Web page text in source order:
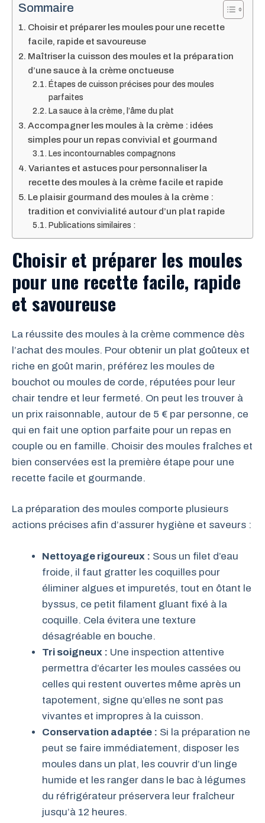
Sommaire
Choisir et préparer les moules pour une recette
facile, rapide et savoureuse
Maîtriser la cuisson des moules et la préparation
d’une sauce à la crème onctueuse
Étapes de cuisson précises pour des moules
parfaites
La sauce à la crème, l’âme du plat
Accompagner les moules à la crème : idées
simples pour un repas convivial et gourmand
Les incontournables compagnons
Variantes et astuces pour personnaliser la
recette des moules à la crème facile et rapide
Le plaisir gourmand des moules à la crème :
tradition et convivialité autour d’un plat rapide
Publications similaires :
Choisir et préparer les moules
pour une recette facile, rapide
et savoureuse
La réussite des moules à la crème commence dès
l’achat des moules. Pour obtenir un plat goûteux et
riche en goût marin, préférez les moules de
bouchot ou moules de corde, réputées pour leur
chair tendre et leur fermeté. On peut les trouver à
un prix raisonnable, autour de 5 € par personne, ce
qui en fait une option parfaite pour un repas en
couple ou en famille. Choisir des moules fraîches et
bien conservées est la première étape pour une
recette facile et gourmande.
La préparation des moules comporte plusieurs
actions précises afin d’assurer hygiène et saveurs :
Nettoyage rigoureux : Sous un filet d’eau
froide, il faut gratter les coquilles pour
éliminer algues et impuretés, tout en ôtant le
byssus, ce petit filament gluant fixé à la
coquille. Cela évitera une texture
désagréable en bouche.
Tri soigneux : Une inspection attentive
permettra d’écarter les moules cassées ou
celles qui restent ouvertes même après un
tapotement, signe qu’elles ne sont pas
vivantes et impropres à la cuisson.
Conservation adaptée : Si la préparation ne
peut se faire immédiatement, disposer les
moules dans un plat, les couvrir d’un linge
humide et les ranger dans le bac à légumes
du réfrigérateur préservera leur fraîcheur
jusqu’à 12 heures.